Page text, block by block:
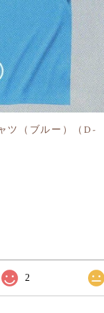
ツ（ブルー）（D-
2